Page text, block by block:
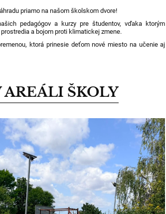
priamo na našom školskom dvore!
pedagógov a kurzy pre študentov, vďaka ktorým
a bojom proti klimatickej zmene.
ktorá prinesie deťom nové miesto na učenie aj
AREÁLI ŠKOLY